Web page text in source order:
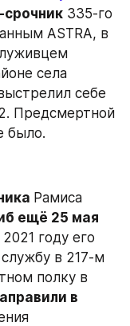
срочник 335-го
ASTRA, в
села
себе
Предсмертной
было.
Рамиса
ещё 25 мая
году его
в 217-м
полку в
в